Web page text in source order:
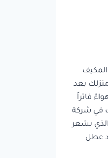
بعد
فاتراً
في شركة
الذي يشعر
عطل